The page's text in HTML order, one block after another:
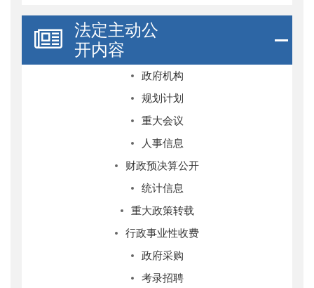
法定主动公
开内容
政府机构
规划计划
重大会议
人事信息
财政预决算公开
统计信息
重大政策转载
行政事业性收费
政府采购
考录招聘